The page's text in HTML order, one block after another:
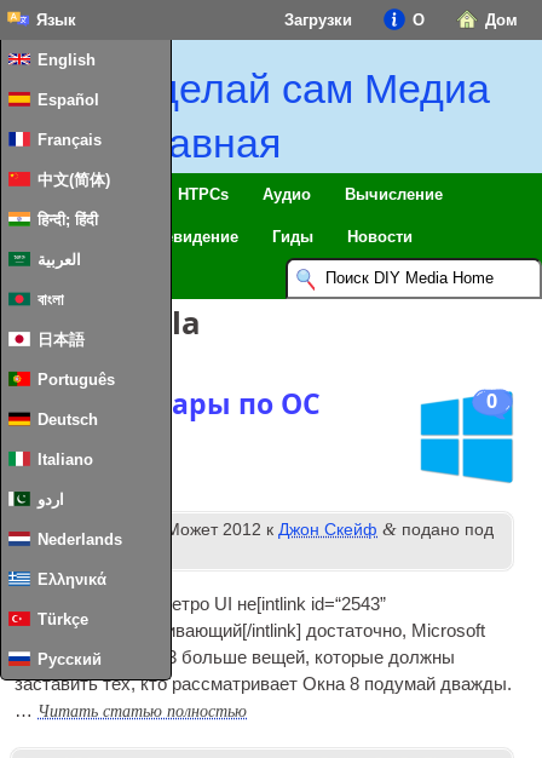
Дом
О
Загрузки
Язык
English
Español
Français
中文(简体)
हिन्दी; हिंदी
العربية
বাংলা
日本語
Português
Deutsch
Italiano
اردو
Nederlands
Ελληνικά
Türkçe
Русский
Сделай сам Медиа
Главная
Умный дом & IoT HTPCs Аудио Вычисление
Телевидение Гиды Новости
Теги:Mozilla
0
Еще три удары по ОС
Windows 8
Опубликовано Может 2012 кДжон Скейф & подано под
В случае, если в метро UI не[int­link id=“2543”
type=“post”
]отталкивающий[/intlink] достаточно, Microsoft
уже признать-Тед 3 больше вещей, которые должны
заставить тех, кто рассматривает Окна 8 подумай дважды.
… Читать статью полностью